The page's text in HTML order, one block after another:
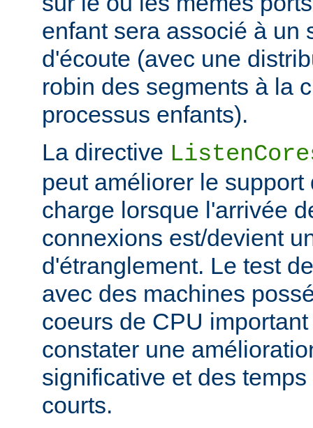
enfant sera associé à un
d'écoute (avec une
robin des segments à la
processus enfants).
La directive
peut améliorer le
charge lorsque l'arrivée
connexions est/devient
d'étranglement. Le test
avec des machines
coeurs de CPU
constater une
significative et des
courts.